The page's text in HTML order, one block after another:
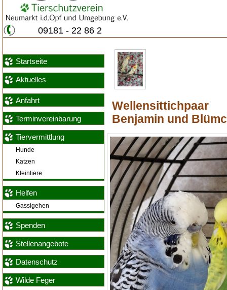
09181 - 22 86 2
Wellensittichpaar
Benjamin und
Startseite
Aktuelles
Anfahrt
Terminvereinbarung
Tiervermittlung
Hunde
Katzen
Kleintiere
Helfen
Gassigehen
Spenden
Stellenangebote
Datenschutz
Wilde Feger